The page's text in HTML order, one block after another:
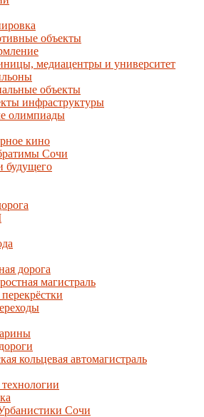
объекты
медиацентры и университет
объекты
инфраструктуры
олимпиады
кино
Сочи
будущего
дорога
магистраль
кольцевая автомагистраль
Сочи